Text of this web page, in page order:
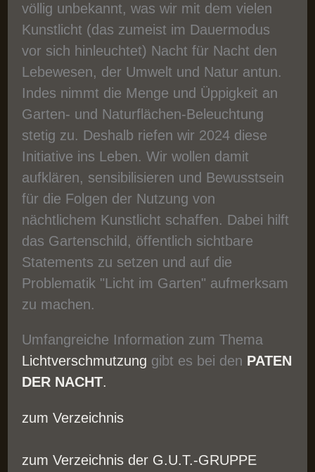
völlig unbekannt, was wir mit dem vielen
Kunstlicht (das zumeist im Dauermodus
vor sich hinleuchtet) Nacht für Nacht den
Lebewesen, der Umwelt und Natur antun.
Indes nimmt die Menge und Üppigkeit an
Garten- und Naturflächen-Beleuchtung
stetig zu. Deshalb riefen wir 2024 diese
Initiative ins Leben. Wir wollen damit
aufklären, sensibilisieren und Bewusstsein
für die Folgen der Nutzung von
nächtlichem Kunstlicht schaffen. Dabei hilft
das Gartenschild, öffentlich sichtbare
Statements zu setzen und auf die
Problematik "Licht im Garten" aufmerksam
zu machen.
Umfangreiche Information zum Thema
Lichtverschmutzung gibt es bei den PATEN
DER NACHT.
zum Verzeichnis
zum Verzeichnis der G.U.T.-GRUPPE